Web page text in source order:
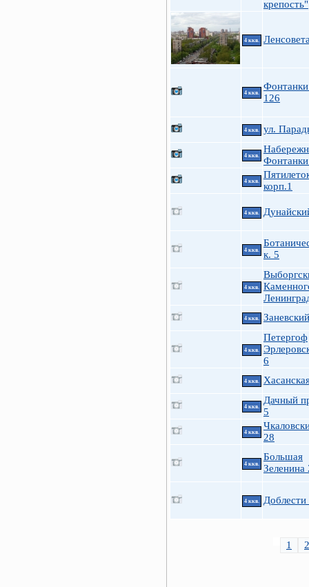
крепость"
4 ккв.
4 ккв.
126
4 ккв. ул.
4 ккв.
4 ккв.
корп.1
4 ккв.
4 ккв.
к. 5
4 ккв.
4 ккв.
4 ккв.
Петергоф
6
4 ккв.
4 ккв.
Дачный
5
4 ккв.
28
4 ккв.
Большая
Зеленина
4 ккв.
1 2